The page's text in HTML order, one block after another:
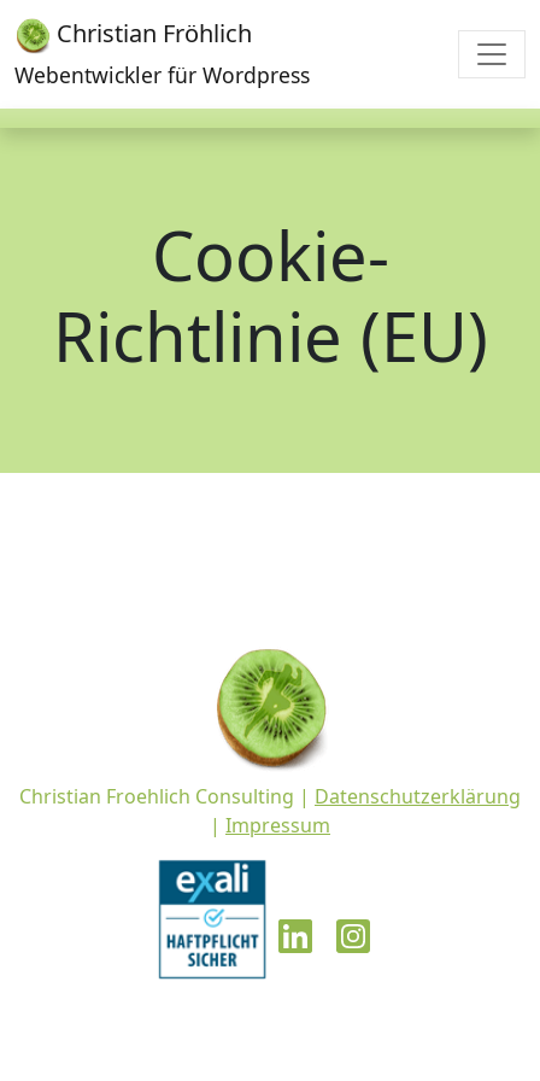
Christian Fröhlich
Webentwickler für Wordpress
Cookie-
Richtlinie (EU)
Christian Froehlich Consulting | Datenschutzerklärung
| Impressum